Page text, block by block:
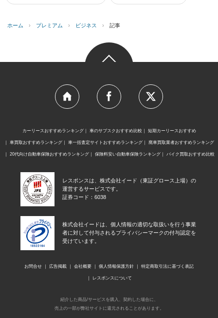
ホーム › プレミアム › ビジネス › 記事
カーリースおすすめランキング 車のサブスクおすすめ比較 短期カーリースおすすめ
車買取おすすめランキング 車一括査定サイトおすすめランキング 廃車買取業者おすすめランキング
20代向け自動車保険おすすめランキング 保険料安い自動車保険ランキング バイク買取おすすめ比較
レスポンスは、株式会社イード（東証グロース上場）の
運営するサービスです。
証券コード：6038
株式会社イードは、個人情報の適切な取扱いを行う事業
者に対して付与されるプライバシーマークの付与認定を
受けています。
お問合せ 広告掲載 会社概要 個人情報保護方針 特定商取引法に基づく表記
レスポンスについて
紹介した商品/サービスを購入、契約した場合に、
売上の一部が弊社サイトに還元されることがあります。